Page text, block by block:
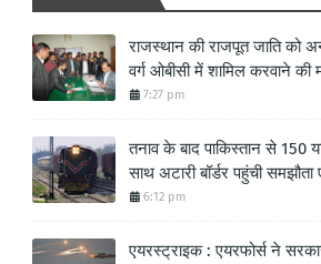
राजस्थान की राजपूत जाति को
वर्ग ओबीसी में शामिल करवाने की
7:27 pm
तनाव के बाद पाकिस्तान से 150
साथ अटारी बॉर्डर पहुंची
6:12 pm
एयरस्ट्राइक : एयरफोर्स ने